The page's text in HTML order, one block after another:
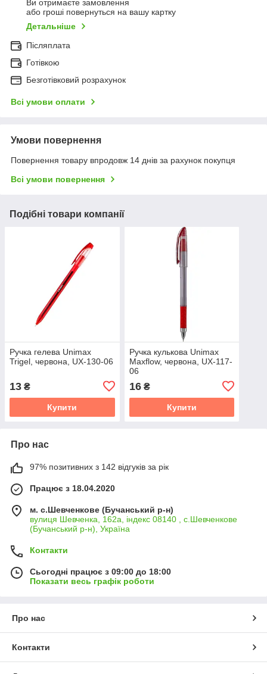
Ви отримаєте замовлення
або гроші повернуться на вашу картку
Детальніше
Післяплата
Готівкою
Безготівковий розрахунок
Всі умови оплати
Умови повернення
Повернення товару впродовж 14 днів за рахунок покупця
Всі умови повернення
Подібні товари компанії
Ручка гелева Unimax
Trigel, червона, UX-130-06
13 ₴
Купити
Ручка кулькова Unimax
Maxflow, червона, UX-117-
06
16₴
Купити
Про нас
97% позитивних з 142 відгуків за рік
Працює з 18.04.2020
м. с.Шевченкове (Бучанський р-н)
вулиця Шевченка, 162а, індекс 08140 , с.Шевченкове
(Бучанський р-н), Україна
Контакти
Сьогодні працює з 09:00 до 18:00
Показати весь графік роботи
Про нас
Контакти